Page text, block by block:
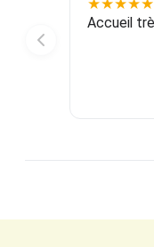
★★★★★
Accueil